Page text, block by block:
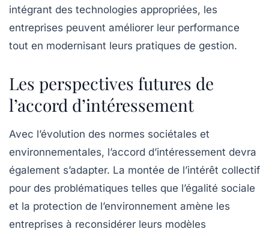
intégrant des technologies appropriées, les
entreprises peuvent améliorer leur performance
tout en modernisant leurs pratiques de gestion.
Les perspectives futures de
l’accord d’intéressement
Avec l’évolution des normes sociétales et
environnementales, l’accord d’intéressement devra
également s’adapter. La montée de l’intérêt collectif
pour des problématiques telles que l’égalité sociale
et la protection de l’environnement amène les
entreprises à reconsidérer leurs modèles